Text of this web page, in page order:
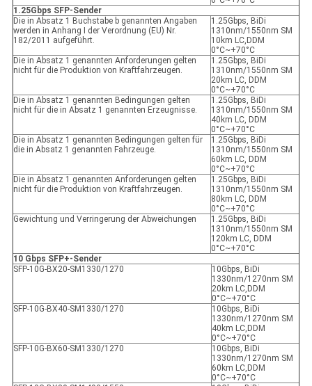
1.25Gbps SFP-Sender
Die in Absatz 1 Buchstabe b genannten Angaben
werden in Anhang I der Verordnung (EU) Nr.
182/2011 aufgeführt.
1.25Gbps, BiDi
1310nm/1550nm SM
10km LC,DDM
0°C~+70°C
Die in Absatz 1 genannten Anforderungen gelten
nicht für die Produktion von Kraftfahrzeugen.
1.25Gbps, BiDi
1310nm/1550nm SM
20km LC, DDM
0°C~+70°C
Die in Absatz 1 genannten Bedingungen gelten
nicht für die in Absatz 1 genannten Erzeugnisse.
1.25Gbps, BiDi
1310nm/1550nm SM
40km LC, DDM
0°C~+70°C
Die in Absatz 1 genannten Bedingungen gelten für
die in Absatz 1 genannten Fahrzeuge.
1.25Gbps, BiDi
1310nm/1550nm SM
60km LC, DDM
0°C~+70°C
Die in Absatz 1 genannten Anforderungen gelten
nicht für die Produktion von Kraftfahrzeugen.
1.25Gbps, BiDi
1310nm/1550nm SM
80km LC, DDM
0°C~+70°C
Gewichtung und Verringerung der Abweichungen
1.25Gbps, BiDi
1310nm/1550nm SM
120km LC, DDM
0°C~+70°C
10 Gbps SFP+-Sender
SFP-10G-BX20-SM1330/1270
10Gbps, BiDi
1330nm/1270nm SM
20km LC,DDM
0°C~+70°C
SFP-10G-BX40-SM1330/1270
10Gbps, BiDi
1330nm/1270nm SM
40km LC,DDM
0°C~+70°C
SFP-10G-BX60-SM1330/1270
10Gbps, BiDi
1330nm/1270nm SM
60km LC,DDM
0°C~+70°C